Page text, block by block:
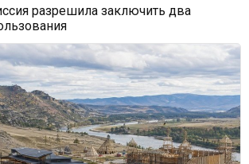
разрешила заключить два